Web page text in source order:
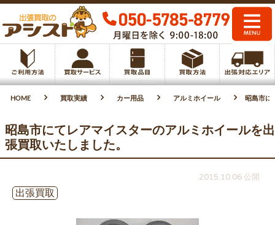
HOME 買取実績 カー用品 アルミホイール 昭島市に
昭島市にてレアマイスターのアルミホイールを出
張買取いたしました。
2015.10.06 公開
出張買取